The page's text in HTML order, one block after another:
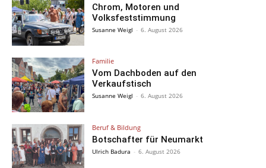
Chrom, Motoren und
Volksfeststimmung
Susanne Weigl - 6. August 2026
Familie
Vom Dachboden auf den
Verkaufstisch
Susanne Weigl - 6. August 2026
Beruf & Bildung
Botschafter für Neumarkt
Ulrich Badura - 6. August 2026